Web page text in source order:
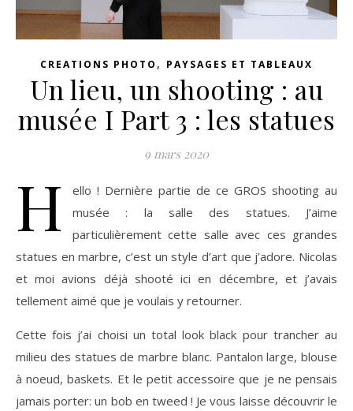
CREATIONS PHOTO , PAYSAGES ET TABLEAUX
Un lieu, un shooting : au
musée I Part 3 : les statues
9 mars 2020
H
ello ! Dernière partie de ce GROS shooting au
musée : la salle des statues. J’aime
particulièrement cette salle avec ces grandes
statues en marbre, c’est un style d’art que j’adore. Nicolas
et moi avions déjà shooté ici en décembre, et j’avais
tellement aimé que je voulais y retourner.
Cette fois j’ai choisi un total look black pour trancher au
milieu des statues de marbre blanc. Pantalon large, blouse
à noeud, baskets. Et le petit accessoire que je ne pensais
jamais porter: un bob en tweed ! Je vous laisse découvrir le